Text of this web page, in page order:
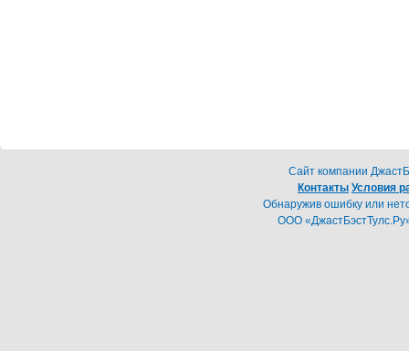
Cайт компании
Контакты Условия
Обнаружив ошибку или
ООО